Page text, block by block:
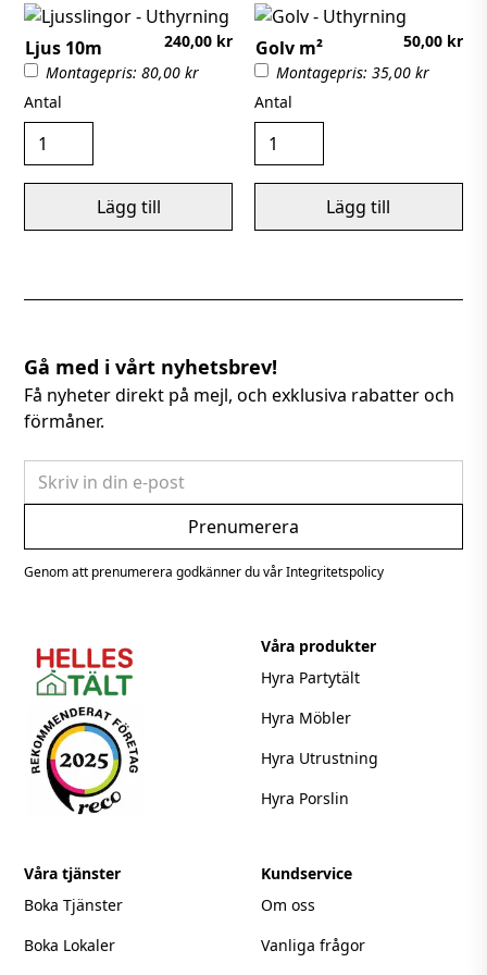
Ljus 10m
240,00 kr
Montagepris: 80,00 kr
Antal
Golv m²
50,00 kr
Montagepris: 35,00 kr
Antal
Gå med i vårt nyhetsbrev!
Få nyheter direkt på mejl, och exklusiva rabatter och
förmåner.
Genom att prenumerera godkänner du vår Integritetspolicy
Våra produkter
Hyra Partytält
Hyra Möbler
Hyra Utrustning
Hyra Porslin
Våra tjänster
Boka Tjänster
Boka Lokaler
Kundservice
Om oss
Vanliga frågor